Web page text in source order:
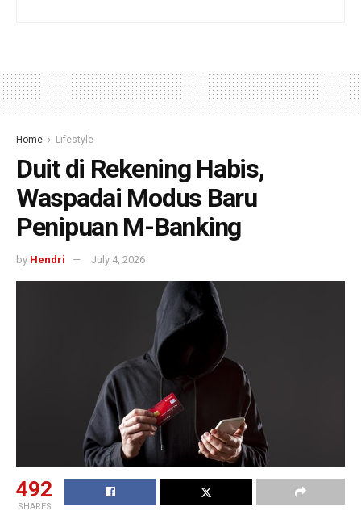
Home Lifestyle
Duit di Rekening Habis,
Waspadai Modus Baru
Penipuan M-Banking
by Hendri July 4, 2026
492
SHARES